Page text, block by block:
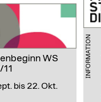
INFORMATION
WS
bis 22. Okt.